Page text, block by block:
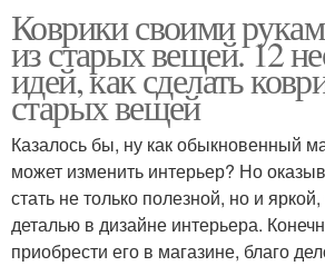
Коврики своими
из старых вещей. 12
идей, как сделать
старых вещей
Казалось бы, ну как обыкновенный
может изменить интерьер? Но
стать не только полезной, но и
деталью в дизайне интерьера.
приобрести его в магазине, благо